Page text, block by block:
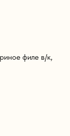
филе в/к,